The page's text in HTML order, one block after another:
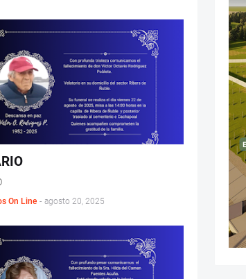
On Line - agosto 20, 2025